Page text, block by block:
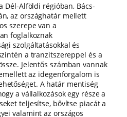
Dél-Alföldi régióban, Bács-
az országhatár mellett
szerepe van a
foglalkoznak
szolgáltatásokkal és
a tranzitszereppel és a
Jelentős számban vannak
az idegenforgalom is
A határ mentiség
a vállalkozások egy része a
teljesítse, bővítse piacát a
valamint az országos